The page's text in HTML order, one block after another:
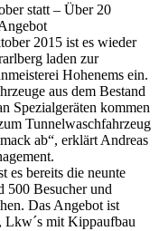
statt – Über 20
2015 ist es wieder
laden zur
Hohenems ein.
aus dem Bestand
Spezialgeräten kommen
Tunnelwaschfahrzeug
ab“, erklärt Andreas
bereits die neunte
500 Besucher und
Das Angebot ist
Lkw´s mit Kippaufbau